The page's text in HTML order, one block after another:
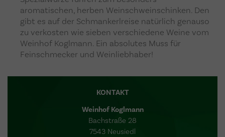
KONTAKT
Weinhof Koglmann
Bachstraße 28
7543 Neusiedl
aromatischen, herben Weinschweinschinken. Den
gibt es auf der Schmankerlreise natürlich genauso
zu verkosten wie sieben verschiedene Weine vom
Weinhof Koglmann. Ein absolutes Muss für
Feinschmecker und Weinliebhaber!